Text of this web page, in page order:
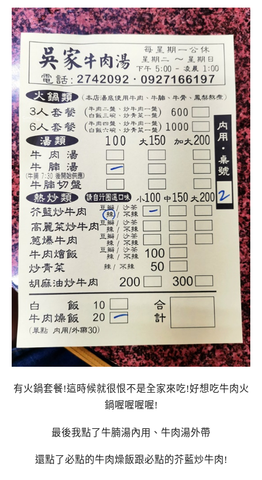
有火鍋套餐!這時候就很恨不是全家來吃!好想吃牛肉火
鍋喔喔喔喔!
最後我點了牛腩湯內用、牛肉湯外帶
還點了必點的牛肉燥飯跟必點的芥藍炒牛肉!